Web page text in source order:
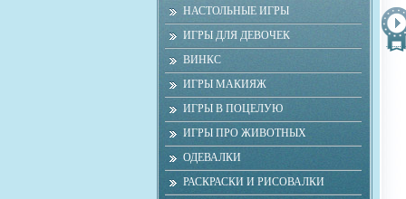
НАСТОЛЬНЫЕ ИГРЫ
ИГРЫ ДЛЯ ДЕВОЧЕК
ВИНКС
ИГРЫ МАКИЯЖ
ИГРЫ В ПОЦЕЛУЮ
ИГРЫ ПРО ЖИВОТНЫХ
ОДЕВАЛКИ
РАСКРАСКИ И РИСОВАЛКИ